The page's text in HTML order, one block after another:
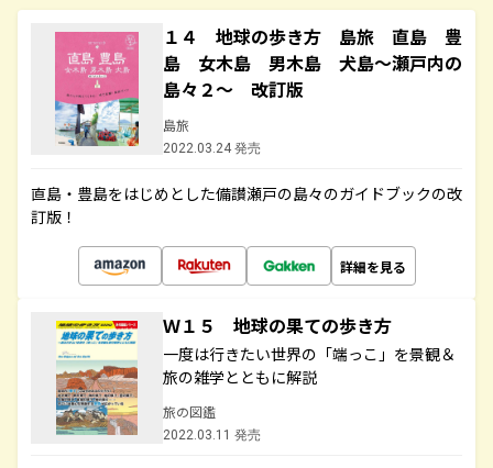
１４ 地球の歩き方 島旅 直島 豊
島 女木島 男木島 犬島～瀬戸内の
島々２～ 改訂版
島旅
2022.03.24 発売
直島・豊島をはじめとした備讃瀬戸の島々のガイドブックの改
訂版！
詳細を見る
Ｗ１５ 地球の果ての歩き方
一度は行きたい世界の「端っこ」を景観＆
旅の雑学とともに解説
旅の図鑑
2022.03.11 発売